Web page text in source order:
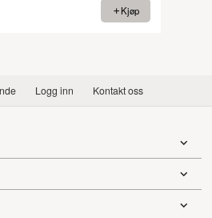
Kjøp
Logg inn Kontakt oss